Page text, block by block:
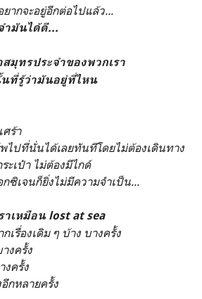
ากจะอยู่อีกต่อไปแล้ว...
มันได้ดี...
มุทรประจำของพวกเรา
ที่รู้ว่ามันอยู่ที่ไหน
ศร้า
ไปที่นั่นได้เลยทันทีโดยไม่ต้องเดินทาง
ะเป๋า ไม่ต้องมีไกด์
ซิเจนก็ยิ่งไม่มีความจำเป็น...
เหมือน lost at sea
กเรื่องเดิม ๆ บ้าง บางครั้ง
งครั้ง
งครั้ง
อีกหลายครั้ง